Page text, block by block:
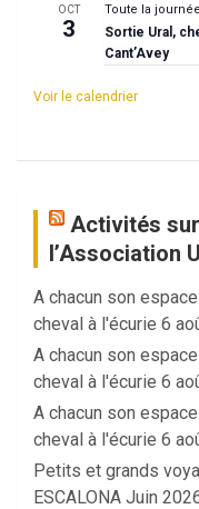
OCT
3
Toute la journée
Sortie Ural,
Cant’Avey
Voir le calendrier
Activités
l’Association
A chacun son
cheval à l'écurie 6
A chacun son
cheval à l'écurie 6
A chacun son
cheval à l'écurie 6
Petits et grands
ESCALONA Juin